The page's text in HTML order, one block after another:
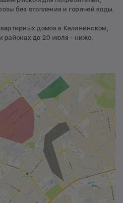
без отопления и горячей воды.
домов в Калининском,
районах до 20 июля - ниже.